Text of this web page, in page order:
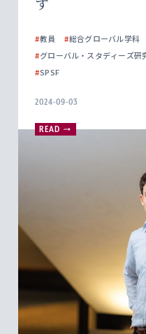
#教員 #総合グローバル学科
#グローバル・スタディーズ研
#SPSF
2024-09-03
READ